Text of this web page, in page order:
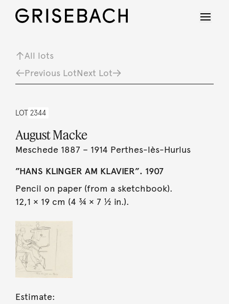
All lots
Previous LotNext Lot
LOT 2344
August Macke
Meschede 1887 – 1914 Perthes-lès-Hurlus
”HANS KLINGER AM KLAVIER”. 1907
Pencil on paper (from a sketchbook).
12,1 × 19 cm (4 ¾ × 7 ½ in.).
Estimate: